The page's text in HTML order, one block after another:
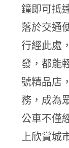
鐘即可抵
落於交通
行經此處
發，都能
號精品店
務，成為
公車不僅
上欣賞城